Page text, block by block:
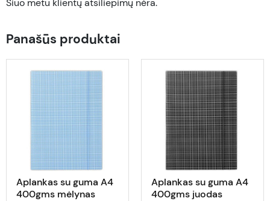
Šiuo metu klientų atsiliepimų nėra.
Panašūs produktai
Aplankas su guma A4
400gms mėlynas
Aplankas su guma A4
400gms juodas